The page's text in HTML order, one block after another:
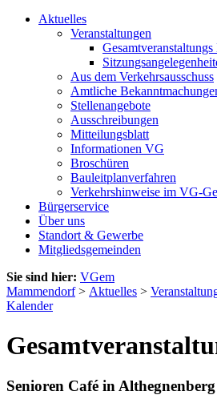
Aktuelles
Veranstaltungen
Aus dem Verkehrsausschuss
Amtliche
Stellenangebote
Ausschreibungen
Mitteilungsblatt
Informationen VG
Broschüren
Bauleitplanverfahren
Verkehrshinweise im VG-
Bürgerservice
Über uns
Standort & Gewerbe
Mitgliedsgemeinden
Sie sind hier: VGem
Mammendorf> Aktuelles >
Kalender
Senioren Café in Althegnenberg